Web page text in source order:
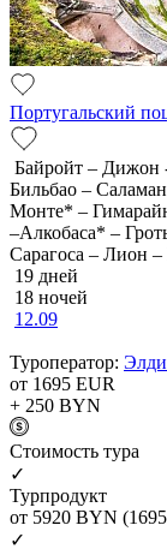
Португальский
Байройт – Дижон
Бильбао –
Монте* –
–Алкобаса* –
Сарагоса – Лион
19 дней
18 ночей
12.09
Туроператор:
от 1695 EUR
+ 250 BYN
Cтоимость тура
✓
Турпродукт
от 5920 BYN
✓